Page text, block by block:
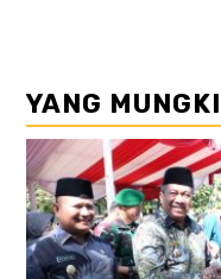
YANG